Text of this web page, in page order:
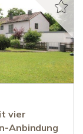
vier
Anbindung